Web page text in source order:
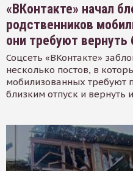
«ВКонтакте» начал
родственников
они требуют вернуть
Соцсеть «ВКонтакте»
несколько постов, в
мобилизованных требуют
близким отпуск и вернуть